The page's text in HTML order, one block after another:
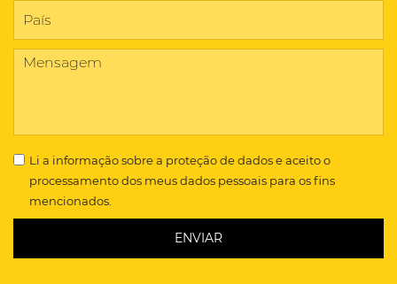
Li a informação sobre a proteção de dadose aceito o
processamento dos meus dados pessoais para os fins
mencionados.